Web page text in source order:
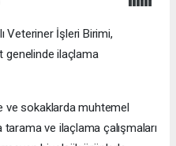
Veteriner İşleri Birimi,
genelinde ilaçlama
ve sokaklarda muhtemel
ve ilaçlama çalışmaları